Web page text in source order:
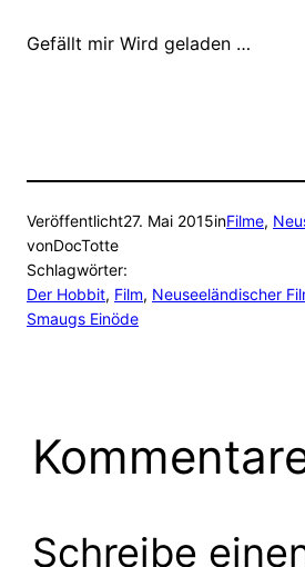
Gefällt mir Wird geladen …
Veröffentlicht27. Mai 2015inFilme,
vonDocTotte
Schlagwörter:
Der Hobbit, Film, Neuseeländischer
Smaugs Einöde
Schreibe